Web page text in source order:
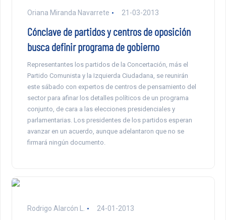
Oriana Miranda Navarrete 21-03-2013
Cónclave de partidos y centros de oposición
busca definir programa de gobierno
Representantes los partidos de la Concertación, más el
Partido Comunista y la Izquierda Ciudadana, se reunirán
este sábado con expertos de centros de pensamiento del
sector para afinar los detalles políticos de un programa
conjunto, de cara a las elecciones presidenciales y
parlamentarias. Los presidentes de los partidos esperan
avanzar en un acuerdo, aunque adelantaron que no se
firmará ningún documento.
Rodrigo Alarcón L. 24-01-2013